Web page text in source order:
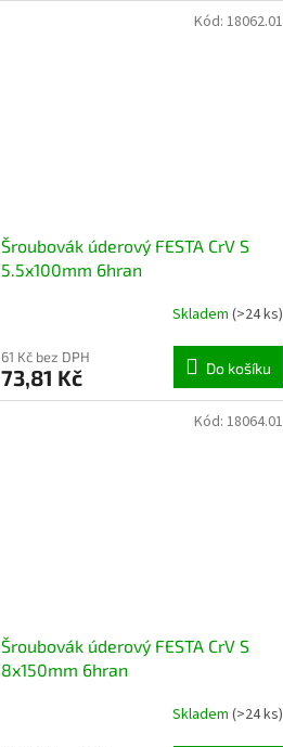
Šroubovák úderový FESTA CrV S
5.5x100mm 6hran
Skladem (>24 ks)
61 Kč bez DPH
73,81 Kč Do košíku
Kód: 18062.01
Šroubovák úderový FESTA CrV S
8x150mm 6hran
Skladem (>24 ks)
Kód: 18064.01